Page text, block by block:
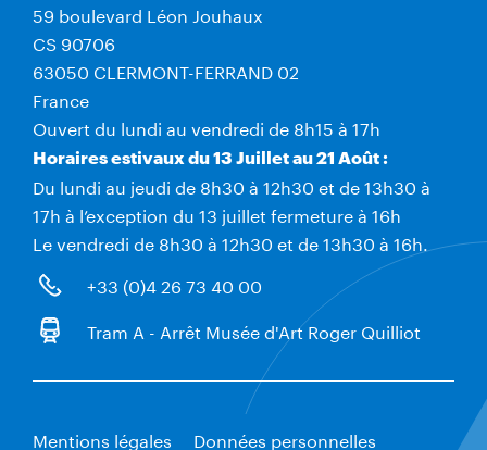
59 boulevard Léon Jouhaux
CS 90706
63050 CLERMONT-FERRAND 02
France
Ouvert du lundi au vendredi de 8h15 à 17h
Horaires estivaux du 13 Juillet au 21 Août :
Du lundi au jeudi de 8h30 à 12h30 et de 13h30 à
17h à l’exception du 13 juillet fermeture à 16h
Le vendredi de 8h30 à 12h30 et de 13h30 à 16h.
+33 (0)4 26 73 40 00
Tram A - Arrêt Musée d'Art Roger Quilliot
Mentions légales
Données personnelles